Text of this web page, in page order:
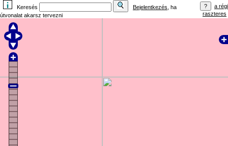
Keresés Bejelentkezés , ha
útvonalat akarsz tervezni
a régi
raszteres